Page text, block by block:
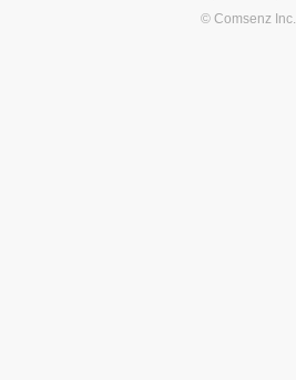
© Comsenz Inc.